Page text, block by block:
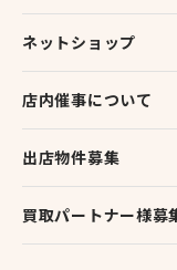
ネットショップ
店内催事について
出店物件募集
買取パートナー様募